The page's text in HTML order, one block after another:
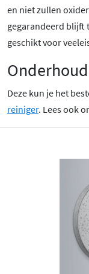
en niet zullen
gegarandeerd blijft
geschikt voor
Deze kun je het
reiniger. Lees ook